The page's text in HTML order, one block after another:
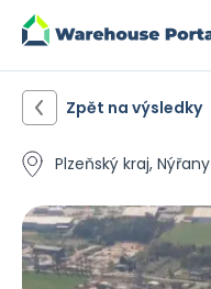
Zpět na výsledky
Plzeňský kraj, Nýřany